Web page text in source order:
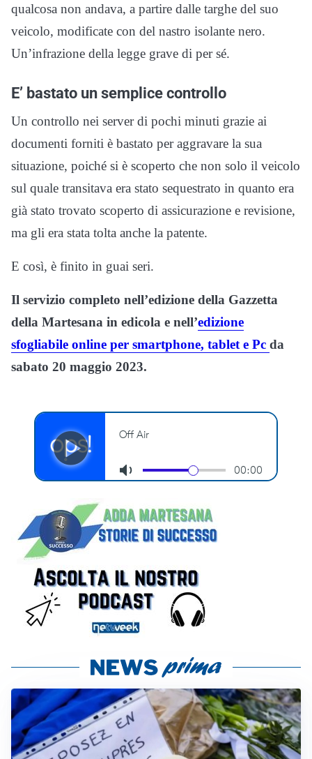
qualcosa non andava, a partire dalle targhe del suo
veicolo, modificate con del nastro isolante nero.
Un’infrazione della legge grave di per sé.
E’ bastato un semplice controllo
Un controllo nei server di pochi minuti grazie ai
documenti forniti è bastato per aggravare la sua
situazione, poiché si è scoperto che non solo il veicolo
sul quale transitava era stato sequestrato in quanto era
già stato trovato scoperto di assicurazione e revisione,
ma gli era stata tolta anche la patente.
E così, è finito in guai seri.
Il servizio completo nell’edizione della Gazzetta
della Martesana in edicola e nell’edizione
sfogliabile online per smartphone, tablet e Pc da
sabato 20 maggio 2023.